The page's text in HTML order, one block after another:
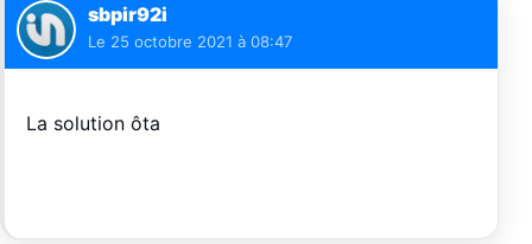
sbpir92i
Le 25 octobre 2021 à 08:47
La solution ôta